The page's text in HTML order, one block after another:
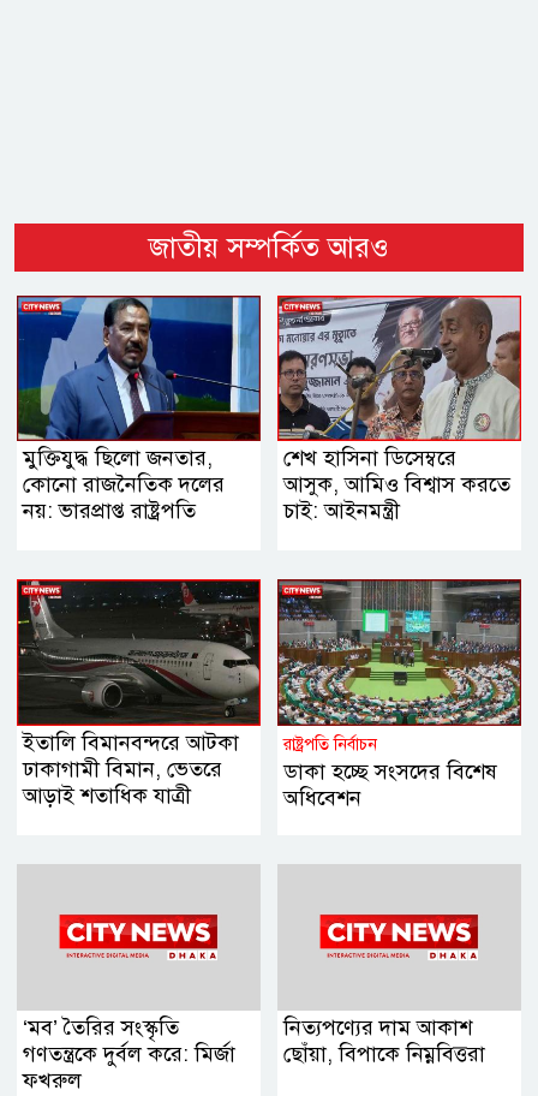
জাতীয় সম্পর্কিত আরও
মুক্তিযুদ্ধ ছিলো জনতার,
কোনো রাজনৈতিক দলের
নয়: ভারপ্রাপ্ত রাষ্ট্রপতি
শেখ হাসিনা ডিসেম্বরে
আসুক, আমিও বিশ্বাস করতে
চাই: আইনমন্ত্রী
ইতালি বিমানবন্দরে আটকা
ঢাকাগামী বিমান, ভেতরে
আড়াই শতাধিক যাত্রী
রাষ্ট্রপতি নির্বাচন
ডাকা হচ্ছে সংসদের বিশেষ
অধিবেশন
‘মব’ তৈরির সংস্কৃতি
গণতন্ত্রকে দুর্বল করে: মির্জা
ফখরুল
নিত্যপণ্যের দাম আকাশ
ছোঁয়া, বিপাকে নিম্নবিত্তরা